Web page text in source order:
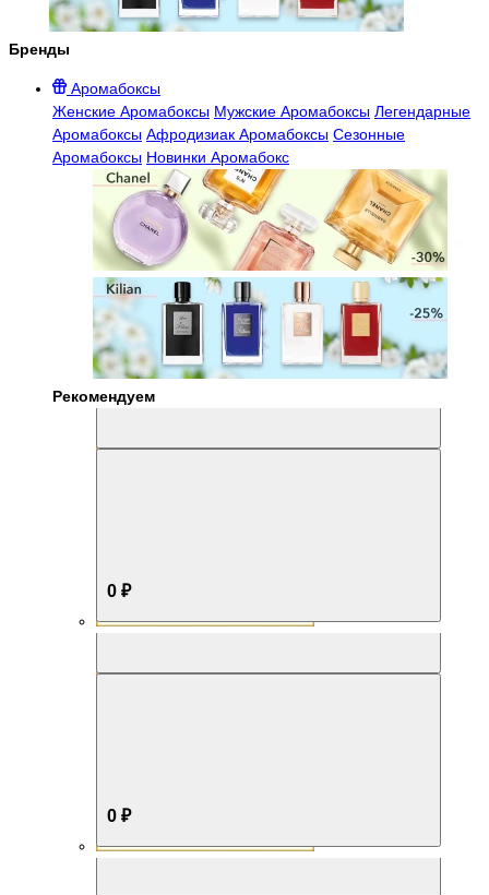
Бренды
Аромабоксы
Женские Аромабоксы Мужские Аромабоксы Легендарные
Аромабоксы Афродизиак Аромабоксы Сезонные
Аромабоксы Новинки Аромабокс
Рекомендуем
0 ₽
0 ₽